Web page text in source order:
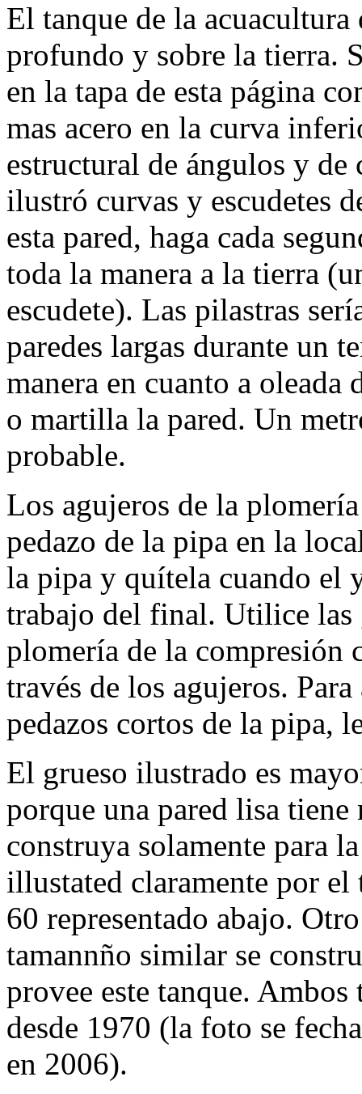
El tanque de la
profundo y sobre la tierra.
en la tapa de esta página
mas acero en la curva
estructural de ángulos y de
ilustró curvas y escudetes
esta pared, haga cada
toda la manera a la tierra
escudete). Las pilastras
paredes largas durante un
manera en cuanto a oleada
o martilla la pared. Un
probable.
Los agujeros de la
pedazo de la pipa en la
la pipa y quítela cuando el
trabajo del final. Utilice las
plomería de la compresión
través de los agujeros.
pedazos cortos de la pipa,
El grueso ilustrado es
porque una pared lisa tiene
construya solamente para
illustated claramente por
60 representado abajo.
tamannño similar se
provee este tanque.
desde 1970 (la foto se
en 2006).